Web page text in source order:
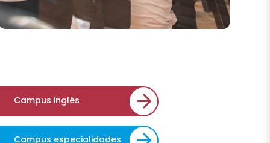
Campus inglés
Campus especialidades